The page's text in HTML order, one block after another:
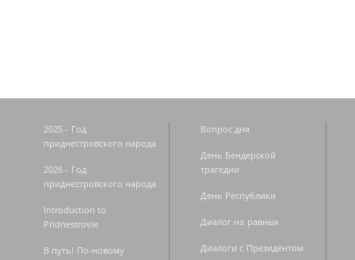
2025 - Год
приднестровского народа
2026 - Год
приднестровского народа
Introduction to
Pridnestrovie
В путь! По-новому
Вопрос дня
День Бендерской
трагедии
День Республики
Диалог на равных
Диалоги с Президентом